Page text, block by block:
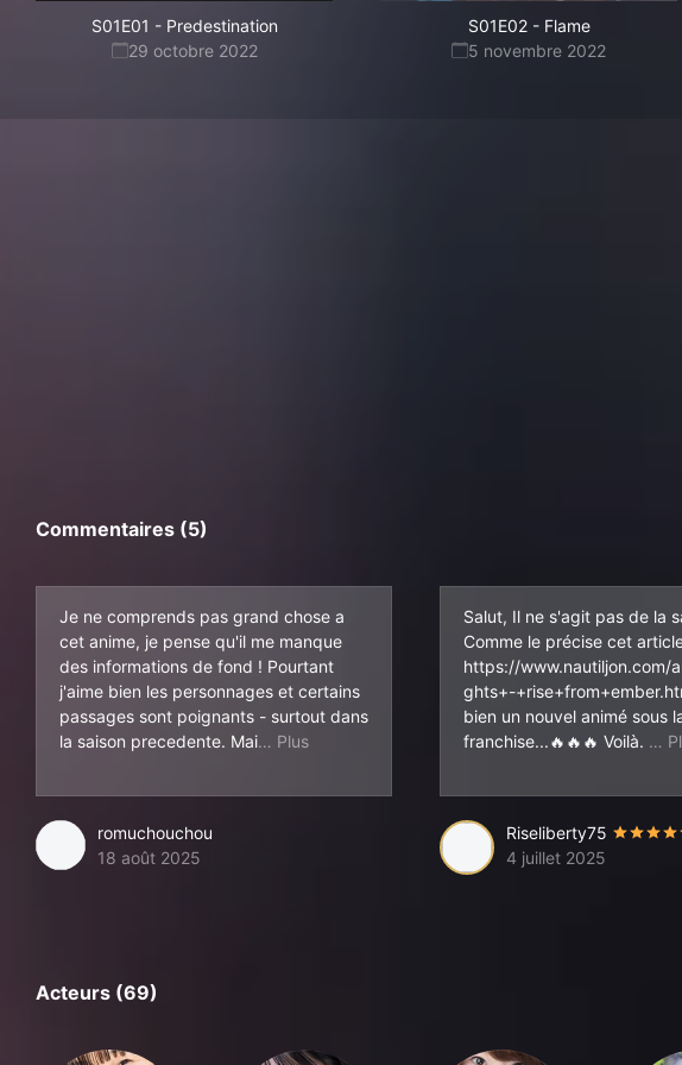
S01E01 - Predestination
29 octobre 2022
S01E02- Flame
5 novembre 2022
Commentaires (5)
Je ne comprends pas grand chose a
cet anime, je pense qu'il me manque
des informations de fond ! Pourtant
j'aime bien les personnages et certains
passages sont poignants - surtout dans
la saison precedente. Mai
s je trouve que c'est tres, tres, decousu.
romuchouchou
18 août 2025
Salut, Il ne s'agit pas de la
Comme le précise cet
https://www.nautiljon.com/
ghts+-
bien un nouvel animé sous
franchise...🔥🔥🔥 Voilà.
Riseliberty75
4 juillet 2025
Acteurs (69)